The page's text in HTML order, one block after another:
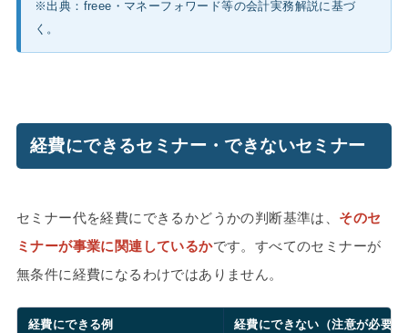
※出典：freee・マネーフォワード等の会計実務解説に基づ
く。
経費にできるセミナー・できないセミナー
セミナー代を経費にできるかどうかの判断基準は、 そのセ
ミナーが事業に関連しているかです。すべてのセミナーが
無条件に経費になるわけではありません。
経費にできる例 経費にできない（注意が必要な